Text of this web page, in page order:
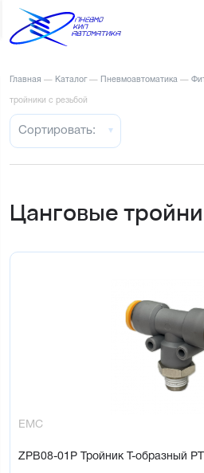
Главная — Каталог — Пневмоавтоматика —
тройники с резьбой
Сортировать:
Цанговые
EMC
ZPB08-01P Тройник Т-образный